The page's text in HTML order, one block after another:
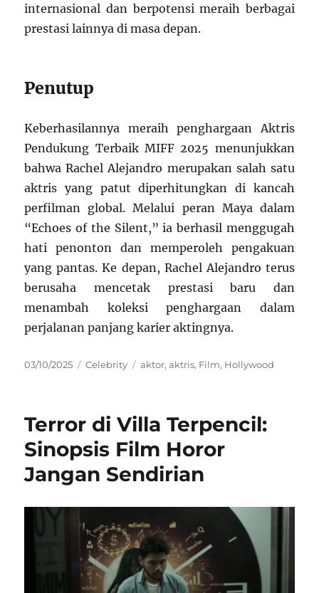
internasional dan berpotensi meraih berbagai
prestasi lainnya di masa depan.
Penutup
Keberhasilannya meraih penghargaan Aktris
Pendukung Terbaik MIFF 2025 menunjukkan
bahwa Rachel Alejandro merupakan salah satu
aktris yang patut diperhitungkan di kancah
perfilman global. Melalui peran Maya dalam
“Echoes of the Silent,” ia berhasil menggugah
hati penonton dan memperoleh pengakuan
yang pantas. Ke depan, Rachel Alejandro terus
berusaha mencetak prestasi baru dan
menambah koleksi penghargaan dalam
perjalanan panjang karier aktingnya.
Posted
03/10/2025 Categories
Celebrity Tags
aktor,aktris, Film, Hollywood
Terror di Villa Terpencil:
Sinopsis Film Horor
Jangan Sendirian